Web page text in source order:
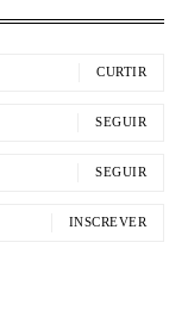
CURTIR
SEGUIR
SEGUIR
INSCREVER